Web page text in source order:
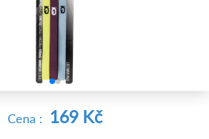
Cena : 169 Kč